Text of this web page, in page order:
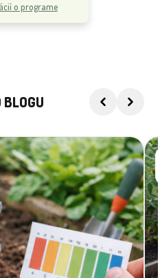
o programe